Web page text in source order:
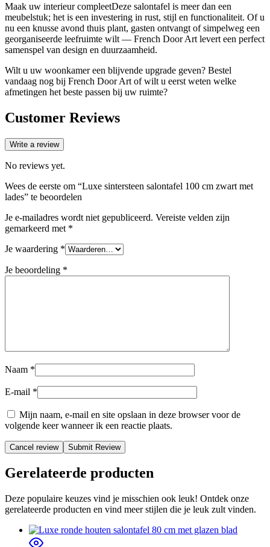
Maak uw interieur compleetDeze salontafel is meer dan een
meubelstuk; het is een investering in rust, stijl en functionaliteit. Of u
nu een knusse avond thuis plant, gasten ontvangt of simpelweg een
georganiseerde leefruimte wilt — French Door Art levert een perfect
samenspel van design en duurzaamheid.
Wilt u uw woonkamer een blijvende upgrade geven? Bestel
vandaag nog bij French Door Art of wilt u eerst weten welke
afmetingen het beste passen bij uw ruimte?
Customer Reviews
Write a review
No reviews yet.
Wees de eerste om “Luxe sintersteen salontafel 100 cm zwart met
lades” te beoordelen
Je e-mailadres wordt niet gepubliceerd. Vereiste velden zijn
gemarkeerd met *
Je waardering *
Je beoordeling *
Naam *
E-mail *
Mijn naam, e-mail en site opslaan in deze browser voor de
volgende keer wanneer ik een reactie plaats.
Cancel review
Gerelateerde producten
Deze populaire keuzes vind je misschien ook leuk! Ontdek onze
gerelateerde producten en vind meer stijlen die je leuk zult vinden.